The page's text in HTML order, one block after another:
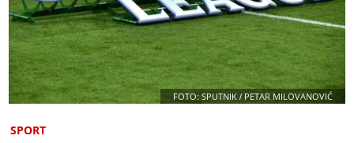
FOTO: SPUTNIK / PETAR MILOVANOVIĆ
SPORT